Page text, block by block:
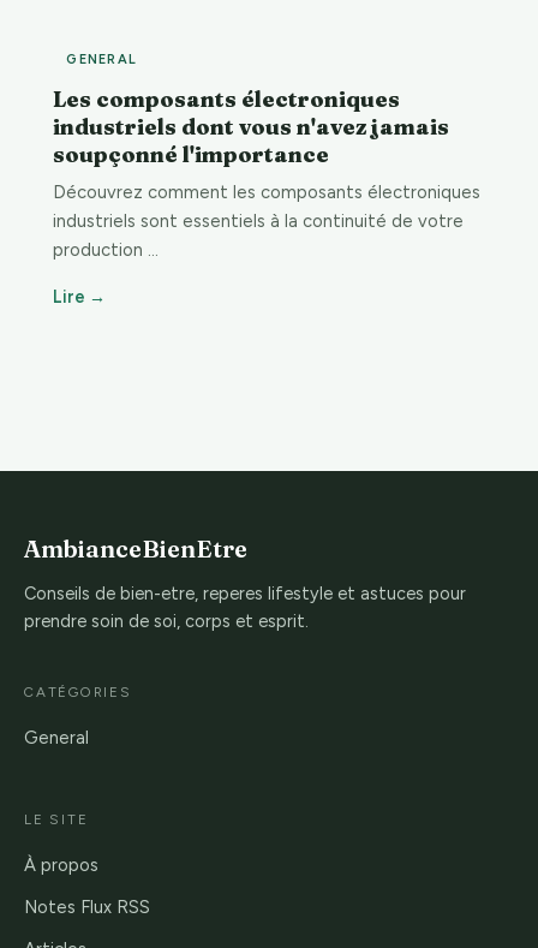
GENERAL
Les composants électroniques
industriels dont vous n'avez jamais
soupçonné l'importance
Découvrez comment les composants électroniques
industriels sont essentiels à la continuité de votre
production …
Lire →
AmbianceBienEtre
Conseils de bien-etre, reperes lifestyle et astuces pour
prendre soin de soi, corps et esprit.
CATÉGORIES
General
LE SITE
À propos
Notes Flux RSS